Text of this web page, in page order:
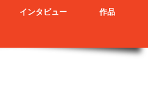
インタビュー 作品